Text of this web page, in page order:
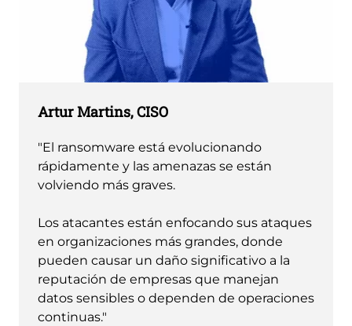
Artur Martins, CISO
"El ransomware está evolucionando
rápidamente y las amenazas se están
volviendo más graves.
Los atacantes están enfocando sus ataques
en organizaciones más grandes, donde
pueden causar un daño significativo a la
reputación de empresas que manejan
datos sensibles o dependen de operaciones
continuas."